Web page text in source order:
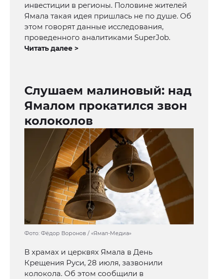
инвестиции в регионы. Половине жителей
Ямала такая идея пришлась не по душе. Об
этом говорят данные исследования,
проведенного аналитиками SuperJob.
Читать далее >
Слушаем малиновый: над
Ямалом прокатился звон
колоколов
Фото: Фёдор Воронов / «Ямал-Медиа»
В храмах и церквях Ямала в День
Крещения Руси, 28 июля, зазвонили
колокола. Об этом сообщили в